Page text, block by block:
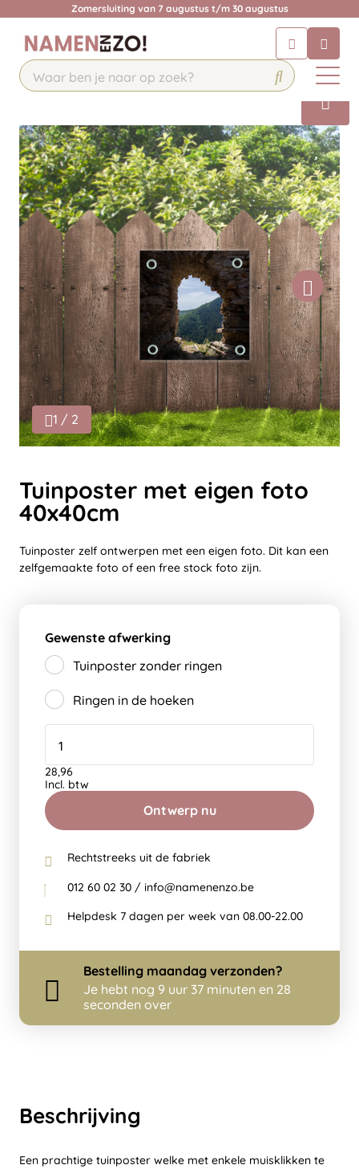
Zomersluiting van 7 augustus t/m 30 augustus
Chat 24/7 met onze chatbot voor
hulp
Contact
Beschrijving
Een prachtige tuinposter welke met enkele muisklikken te
1 / 2
Tuinposter met eigen foto
40x40cm
Tuinposter zelf ontwerpen met een eigen foto. Dit kan een
zelfgemaakte foto of een free stock foto zijn.
Gewenste afwerking
Tuinposter zonder ringen
Ringen in de hoeken
Ontwerp nu
28,96
Incl. btw
Rechtstreeks uit de fabriek
012 60 02 30 / info@namenenzo.be
Helpdesk 7 dagen per week van 08.00-22.00
Bestelling maandag verzonden?
Je hebt nog 9 uur 37 minuten en 28
seconden over